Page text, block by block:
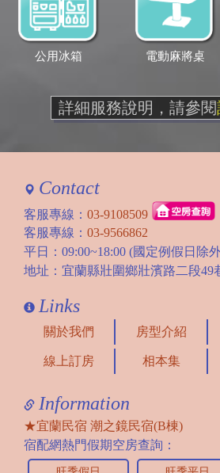
公用冰箱 電動麻將桌
詳細服務說明，請參閱
Contact
客服專線： 03-9108509
客服專線： 03-9566862
平日：09:00~18:00 (國定例假日除
地址：宜蘭縣壯圍鄉壯濱路二段49
Links
關於我們 房型介紹
線上訂房 相本集
Information
★宜蘭民宿 潮之鏡民宿(B棟)
宿配網熱門假期空房查詢：